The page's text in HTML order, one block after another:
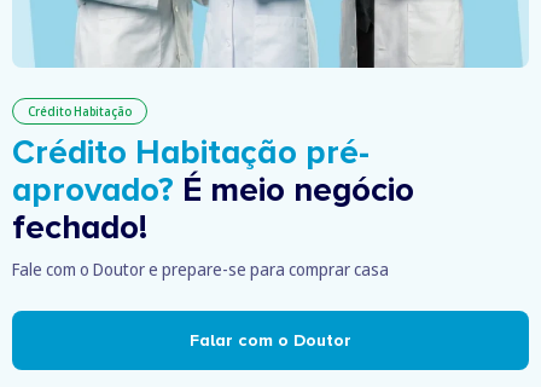
Crédito Habitação
Crédito Habitação pré-
aprovado? É meio negócio
fechado!
Fale com o Doutor e prepare-se para comprar casa
Falar com o Doutor